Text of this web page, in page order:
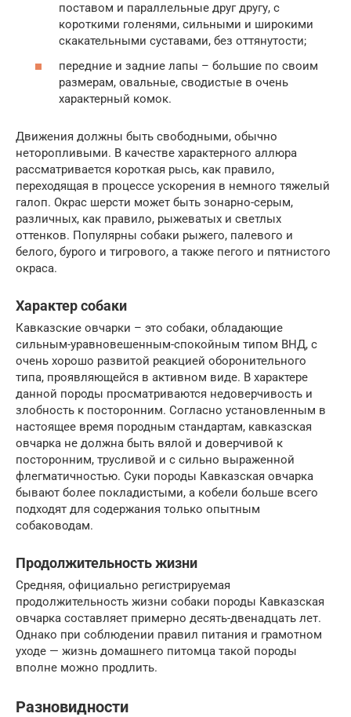
поставом и параллельные друг другу, с
короткими голенями, сильными и широкими
скакательными суставами, без оттянутости;
передние и задние лапы – большие по своим
размерам, овальные, сводистые в очень
характерный комок.
Движения должны быть свободными, обычно
неторопливыми. В качестве характерного аллюра
рассматривается короткая рысь, как правило,
переходящая в процессе ускорения в немного тяжелый
галоп. Окрас шерсти может быть зонарно-серым,
различных, как правило, рыжеватых и светлых
оттенков. Популярны собаки рыжего, палевого и
белого, бурого и тигрового, а также пегого и пятнистого
окраса.
Характер собаки
Кавказские овчарки – это собаки, обладающие
сильным-уравновешенным-спокойным типом ВНД, с
очень хорошо развитой реакцией оборонительного
типа, проявляющейся в активном виде. В характере
данной породы просматриваются недоверчивость и
злобность к посторонним. Согласно установленным в
настоящее время породным стандартам, кавказская
овчарка не должна быть вялой и доверчивой к
посторонним, трусливой и с сильно выраженной
флегматичностью. Суки породы Кавказская овчарка
бывают более покладистыми, а кобели больше всего
подходят для содержания только опытным
собаководам.
Продолжительность жизни
Средняя, официально регистрируемая
продолжительность жизни собаки породы Кавказская
овчарка составляет примерно десять-двенадцать лет.
Однако при соблюдении правил питания и грамотном
уходе — жизнь домашнего питомца такой породы
вполне можно продлить.
Разновидности